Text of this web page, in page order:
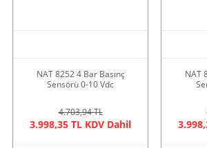
NAT 8252 4 Bar Basınç
Sensörü 0-10 Vdc
4.703,94 TL
3.998,35 TL KDV Dahil
NAT